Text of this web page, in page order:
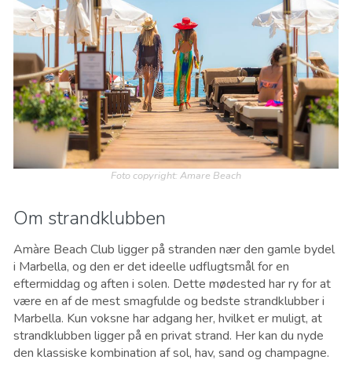
Foto copyright: Amare Beach
Om strandklubben
Amàre Beach Club ligger på stranden nær den gamle bydel
i Marbella, og den er det ideelle udflugtsmål for en
eftermiddag og aften i solen. Dette mødested har ry for at
være en af ​​de mest smagfulde og bedste strandklubber i
Marbella. Kun voksne har adgang her, hvilket er muligt, at
strandklubben ligger på en privat strand. Her kan du nyde
den klassiske kombination af sol, hav, sand og champagne.